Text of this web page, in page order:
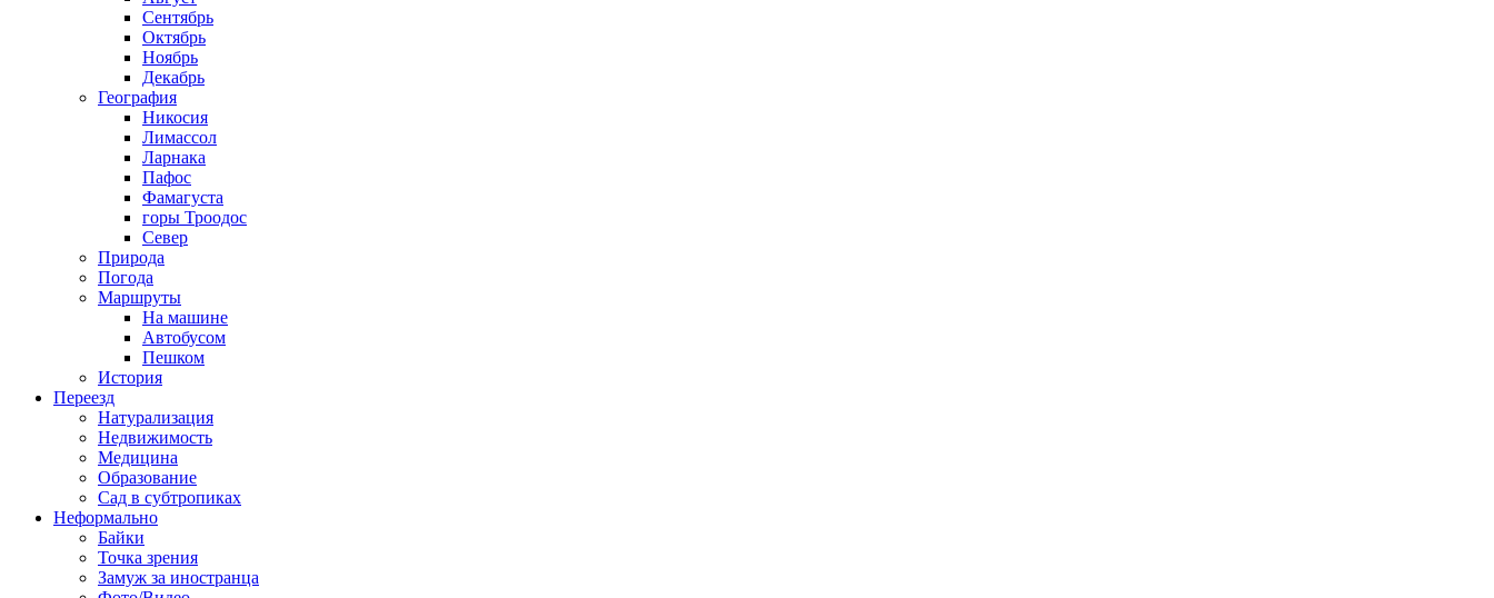
Сентябрь
Октябрь
Ноябрь
Декабрь
География
Никосия
Лимассол
Ларнака
Пафос
Фамагуста
горы Троодос
Север
Природа
Погода
Маршруты
На машине
Автобусом
Пешком
История
Переезд
Натурализация
Недвижимость
Медицина
Образование
Сад в субтропиках
Неформально
Байки
Точка зрения
Замуж за иностранца